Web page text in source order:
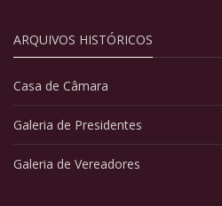
ARQUIVOS HISTÓRICOS
Casa de Câmara
Galeria de Presidentes
Galeria de Vereadores